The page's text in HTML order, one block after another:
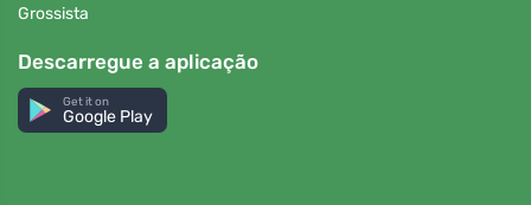
Grossista
Descarregue a aplicação
Get it on
Google Play